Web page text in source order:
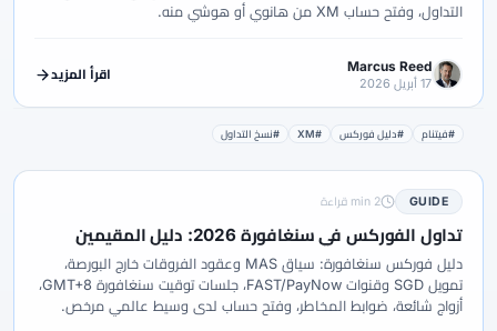
التداول، وفتح حساب XM من هانوي أو هوشي منه.
Marcus Reed
17 أبريل 2026
اقرأ المزيد
#فيتنام #دليل فوركس #XM #نسخ التداول
GUIDE 2 min قراءة
تداول الفوركس في سنغافورة 2026: دليل المقيمين
دليل فوركس سنغافورة: سياق MAS وعقود الفروقات خارج البورصة،
تمويل SGD وقنوات FAST/PayNow، جلسات توقيت سنغافورة GMT+8،
أزواج شائعة، ضوابط المخاطر، وفتح حساب لدى وسيط عالمي مرخص.